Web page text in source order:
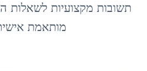
תשובות מקצועיות לשאלות
מותאמת